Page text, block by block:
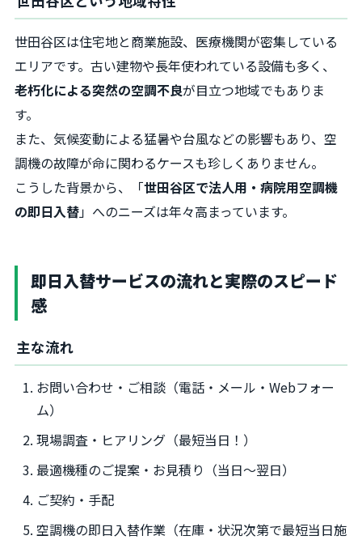
世田谷区は住宅地と商業施設、医療機関が密集している
エリアです。古い建物や長年使われている設備も多く、
老朽化による突然の空調不良が目立つ地域でもありま
す。
また、気候変動による猛暑や台風などの影響もあり、空
調機の故障が命に関わるケースも珍しくありません。
こうした背景から、「世田谷区で法人用・病院用空調機
の即日入替」へのニーズは年々高まっています。
即日入替サービスの流れと実際のスピード
感
主な流れ
お問い合わせ・ご相談（電話・メール・Webフォー
ム）
現場調査・ヒアリング（最短当日！）
最適機種のご提案・お見積り（当日〜翌日）
ご契約・手配
空調機の即日入替作業（在庫・状況次第で最短当日施